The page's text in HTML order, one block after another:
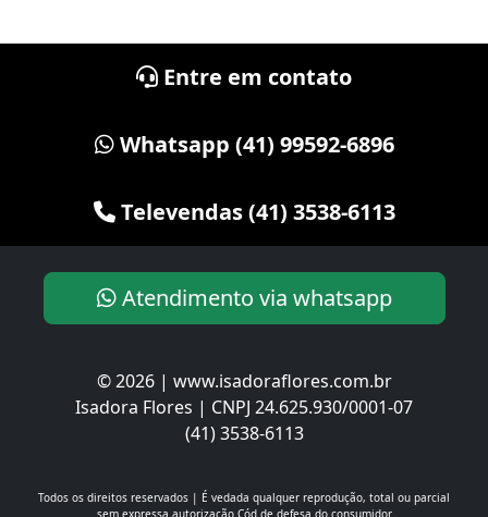
Entre em contato
Whatsapp (41) 99592-6896
Televendas (41) 3538-6113
Atendimento via whatsapp
© 2026 | www.isadoraflores.com.br
Isadora Flores | CNPJ 24.625.930/0001-07
(41) 3538-6113
Todos os direitos reservados | É vedada qualquer reprodução, total ou parcial
sem expressa autorização Cód de defesa do consumidor